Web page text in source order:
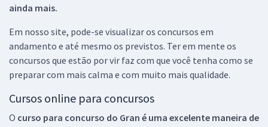
ainda mais.
Em nosso site, pode-se visualizar os concursos em
andamento e até mesmo os previstos. Ter em mente os
concursos que estão por vir faz com que você tenha como se
preparar com mais calma e com muito mais qualidade.
Cursos online para concursos
O curso para concurso do Gran é uma excelente maneira de